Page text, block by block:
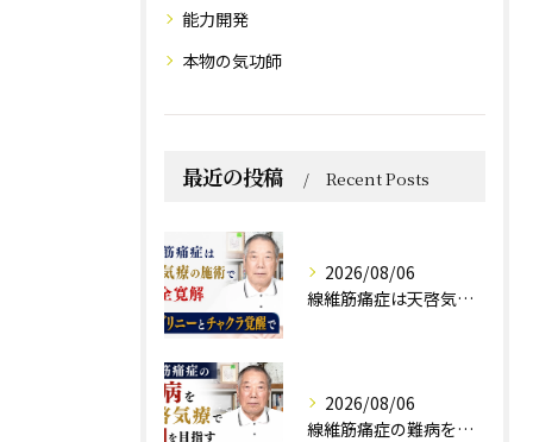
能力開発
本物の気功師
最近の投稿 Recent Posts
2026/08/06
線維筋痛症は天啓気療の施術で完全寛解 クンダリニーとチャクラ覚醒で
2026/08/06
線維筋痛症の難病を天啓気療で寛解を目指すチャクラ覚醒の実践法